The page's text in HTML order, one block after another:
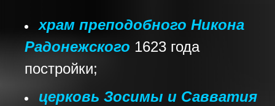
храм преподобного Никона
Радонежского 1623 года
постройки;
церковь Зосимы и Савватия